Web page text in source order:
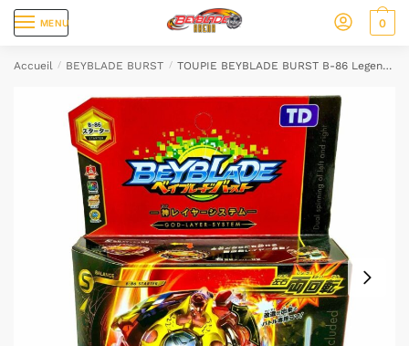
MENU 0
Accueil / BEYBLADE BURST / TOUPIE BEYBLADE BURST B-86 Legend Spriggan .7.Mr+ lanceur épee